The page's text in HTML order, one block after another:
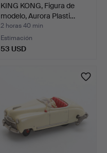
KING KONG, Figura de
modelo, Aurora Plasti…
2 horas 40 min
Estimación
53 USD